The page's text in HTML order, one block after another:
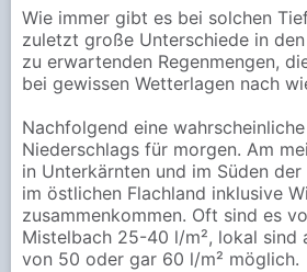
Wie immer gibt es bei solchen
zuletzt große Unterschiede in
zu erwartenden Regenmengen,
bei gewissen Wetterlagen nach
Nachfolgend eine
Niederschlags für morgen. Am
in Unterkärnten und im Süden
im östlichen Flachland inklusive
zusammenkommen. Oft sind es
Mistelbach 25-40 l/m², lokal sind
von 50 oder gar 60 l/m² möglich.